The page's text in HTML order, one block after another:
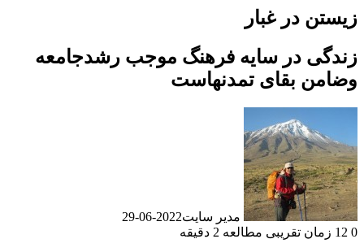
زیستن در غبار
زندگی در سایه فرهنگ موجب رشدجامعه
وضامن بقای تمدنهاست
مدیر سایت2022-06-29
0
زمان تقریبی مطالعه 2 دقیقه